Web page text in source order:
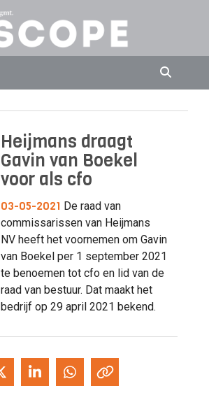
Heijmans draagt
Gavin van Boekel
voor als cfo
03-05-2021 De raad van
commissarissen van Heijmans
NV heeft het voornemen om Gavin
van Boekel per 1 september 2021
te benoemen tot cfo en lid van de
raad van bestuur. Dat maakt het
bedrijf op 29 april 2021 bekend.